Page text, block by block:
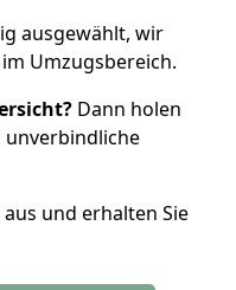
ausgewählt, wir
Umzugsbereich.
Dann holen
unverbindliche
und erhalten Sie